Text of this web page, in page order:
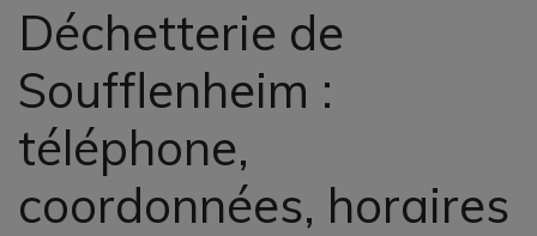
Déchetterie de
Soufflenheim :
téléphone,
coordonnées, horaires